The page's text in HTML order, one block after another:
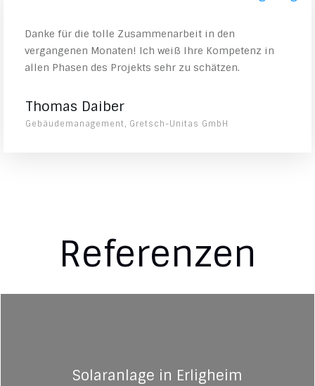
Danke für die tolle Zusammenarbeit in den
vergangenen Monaten! Ich weiß Ihre Kompetenz in
allen Phasen des Projekts sehr zu schätzen.
Thomas Daiber
Gebäudemanagement, Gretsch-Unitas GmbH
Referenzen
Solaranlage in Erligheim